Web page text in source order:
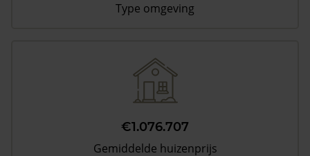
Type omgeving
€1.076.707
Gemiddelde huizenprijs